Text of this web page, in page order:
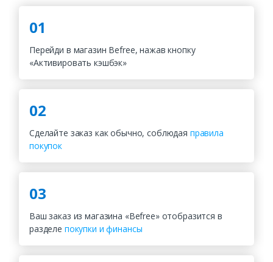
01
Перейди в магазин Befree, нажав кнопку
«Активировать кэшбэк»
02
Сделайте заказ как обычно, соблюдая правила
покупок
03
Ваш заказ из магазина «Befree» отобразится в
разделе покупки и финансы